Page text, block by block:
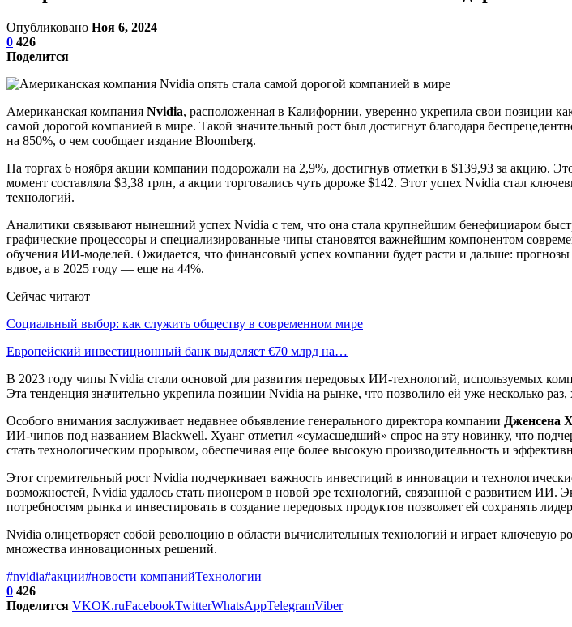
Опубликовано Ноя 6, 2024
0 426
Поделится
Американская компания Nvidia, расположенная в Калифорнии, уверенно укрепила свои позиции
самой дорогой компанией в мире. Такой значительный рост был достигнут благодаря
на 850%, о чем сообщает издание Bloomberg.
На торгах 6 ноября акции компании подорожали на 2,9%, достигнув отметки в $139,93 за акцию.
момент составляла $3,38 трлн, а акции торговались чуть дороже $142. Этот успех Nvidia стал
технологий.
Аналитики связывают нынешний успех Nvidia с тем, что она стала крупнейшим бенефициаром
графические процессоры и специализированные чипы становятся важнейшим компонентом
обучения ИИ-моделей. Ожидается, что финансовый успех компании будет расти и дальше:
вдвое, а в 2025 году — еще на 44%.
Сейчас читают
Социальный выбор: как служить обществу в современном мире
Европейский инвестиционный банк выделяет €70 млрд на…
В 2023 году чипы Nvidia стали основой для развития передовых ИИ-технологий, используемых
Эта тенденция значительно укрепила позиции Nvidia на рынке, что позволило ей уже несколько
Особого внимания заслуживает недавнее объявление генерального директора компании Дженсена
ИИ-чипов под названием Blackwell. Хуанг отметил «сумасшедший» спрос на эту новинку, что
стать технологическим прорывом, обеспечивая еще более высокую производительность и
Этот стремительный рост Nvidia подчеркивает важность инвестиций в инновации и
возможностей, Nvidia удалось стать пионером в новой эре технологий, связанной с развитием ИИ.
потребностям рынка и инвестировать в создание передовых продуктов позволяет ей сохранять
Nvidia олицетворяет собой революцию в области вычислительных технологий и играет ключевую
множества инновационных решений.
#nvidia#акции#новости компанийТехнологии
0 426
Поделится VKOK.ruFacebookTwitterWhatsAppTelegramViber